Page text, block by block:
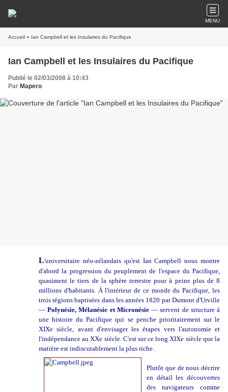
MENU
Accueil » Ian Campbell et les Insulaires du Pacifique
Ian Campbell et les Insulaires du Pacifique
Publié le 02/03/2008 à 10:43
Par Mapero
L'universitaire néo-zélandais qu'est Ian Campbell nous montre
d'abord la progression du peuplement de l'espace du Pacifique,
quasiment le tiers de la sphère terrestre pour à peine plus de 8
millions d'habitants. À l'intérieur de ce monde du Pacifique, les
trois régions baptisées dans les années 1820 par Dumont d'Urville
—Polynésie, Mélanésie et Micronésie— servent de structure à
une histoire du Pacifique qui se penche prioritairement sur le
XIXe siècle, avant d'envisager les étapes vers l'autonomie et
l'indépendance au XXe siècle. C'est sur ce long XIXe siècle que la
matière est indiscutablement la plus riche.
Plutôt que de nous décrire
en détail les découvertes
des navigateurs comme